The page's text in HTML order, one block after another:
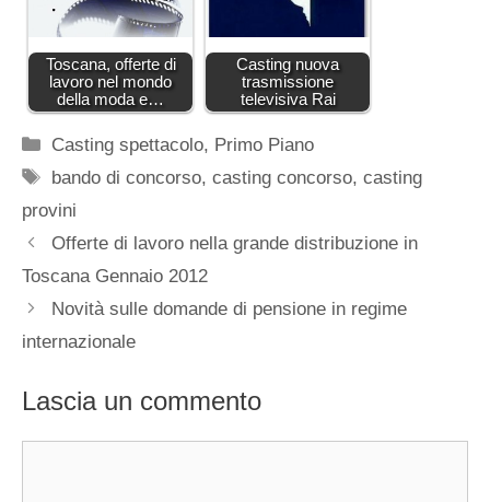
Toscana, offerte di
lavoro nel mondo
della moda e…
Casting nuova
trasmissione
televisiva Rai
Categorie
Casting spettacolo, Primo Piano
Tag
bando di concorso,casting concorso,casting
provini
Offerte di lavoro nella grande distribuzione in
Toscana Gennaio 2012
Novità sulle domande di pensione in regime
internazionale
Lascia un commento